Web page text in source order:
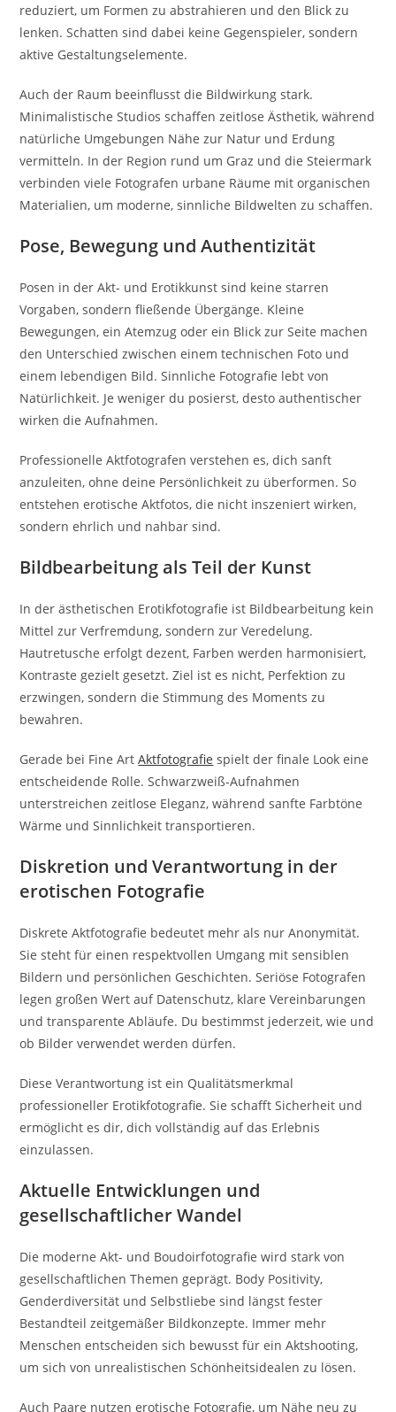
reduziert, um Formen zu abstrahieren und den Blick zu
lenken. Schatten sind dabei keine Gegenspieler, sondern
aktive Gestaltungselemente.
Auch der Raum beeinflusst die Bildwirkung stark.
Minimalistische Studios schaffen zeitlose Ästhetik, während
natürliche Umgebungen Nähe zur Natur und Erdung
vermitteln. In der Region rund um Graz und die Steiermark
verbinden viele Fotografen urbane Räume mit organischen
Materialien, um moderne, sinnliche Bildwelten zu schaffen.
Pose, Bewegung und Authentizität
Posen in der Akt- und Erotikkunst sind keine starren
Vorgaben, sondern fließende Übergänge. Kleine
Bewegungen, ein Atemzug oder ein Blick zur Seite machen
den Unterschied zwischen einem technischen Foto und
einem lebendigen Bild. Sinnliche Fotografie lebt von
Natürlichkeit. Je weniger du posierst, desto authentischer
wirken die Aufnahmen.
Professionelle Aktfotografen verstehen es, dich sanft
anzuleiten, ohne deine Persönlichkeit zu überformen. So
entstehen erotische Aktfotos, die nicht inszeniert wirken,
sondern ehrlich und nahbar sind.
Bildbearbeitung als Teil der Kunst
In der ästhetischen Erotikfotografie ist Bildbearbeitung kein
Mittel zur Verfremdung, sondern zur Veredelung.
Hautretusche erfolgt dezent, Farben werden harmonisiert,
Kontraste gezielt gesetzt. Ziel ist es nicht, Perfektion zu
erzwingen, sondern die Stimmung des Moments zu
bewahren.
Gerade bei Fine ArtAktfotografie spielt der finale Look eine
entscheidende Rolle. Schwarzweiß-Aufnahmen
unterstreichen zeitlose Eleganz, während sanfte Farbtöne
Wärme und Sinnlichkeit transportieren.
Diskretion und Verantwortung in der
erotischen Fotografie
Diskrete Aktfotografie bedeutet mehr als nur Anonymität.
Sie steht für einen respektvollen Umgang mit sensiblen
Bildern und persönlichen Geschichten. Seriöse Fotografen
legen großen Wert auf Datenschutz, klare Vereinbarungen
und transparente Abläufe. Du bestimmst jederzeit, wie und
ob Bilder verwendet werden dürfen.
Diese Verantwortung ist ein Qualitätsmerkmal
professioneller Erotikfotografie. Sie schafft Sicherheit und
ermöglicht es dir, dich vollständig auf das Erlebnis
einzulassen.
Aktuelle Entwicklungen und
gesellschaftlicher Wandel
Die moderne Akt- und Boudoirfotografie wird stark von
gesellschaftlichen Themen geprägt. Body Positivity,
Genderdiversität und Selbstliebe sind längst fester
Bestandteil zeitgemäßer Bildkonzepte. Immer mehr
Menschen entscheiden sich bewusst für ein Aktshooting,
um sich von unrealistischen Schönheitsidealen zu lösen.
Auch Paare nutzen erotische Fotografie, um Nähe neu zu